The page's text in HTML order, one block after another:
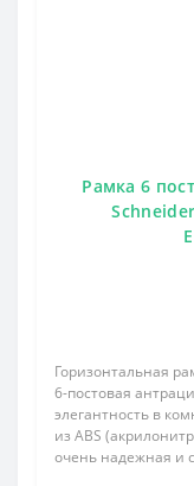
Рамка 6
Горизонтальная
6-постовая
элегантность в
из ABS
очень надежная и